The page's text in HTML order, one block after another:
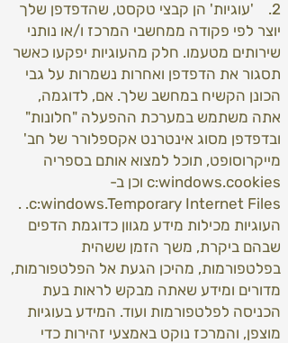
2. 'עוגיות' הן קבצי טקסט, שהדפדפן שלך
יוצר לפי פקודה ממחשבי המרכז ו/או נותני
שירותים מטעמו. חלק מהעוגיות יפקעו כאשר
תסגור את הדפדפן ואחרות נשמרות על גבי
הכונן הקשיח במחשב שלך. אם, לדוגמה,
אתה משתמש במערכת ההפעלה "חלונות"
ובדפדפן מסוג אינטרנט אקספלורר של חב'
מייקרוסופט, תוכל למצוא אותם בספריה
c:windows.cookies וכן ב-
c:windows.Temporary Internet Files. .
העוגיות מכילות מידע מגוון כדוגמת הדפים
שבהם ביקרת, משך הזמן ששהית
בפלטפורמות, מהיכן הגעת אל הפלטפורמות,
מדורים ומידע שאתה מבקש לראות בעת
הכניסה לפלטפורמות ועוד. המידע בעוגיות
מוצפן, והמרכז נוקט באמצעי זהירות כדי